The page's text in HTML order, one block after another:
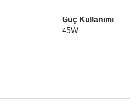
Güç Kullanımı
45W